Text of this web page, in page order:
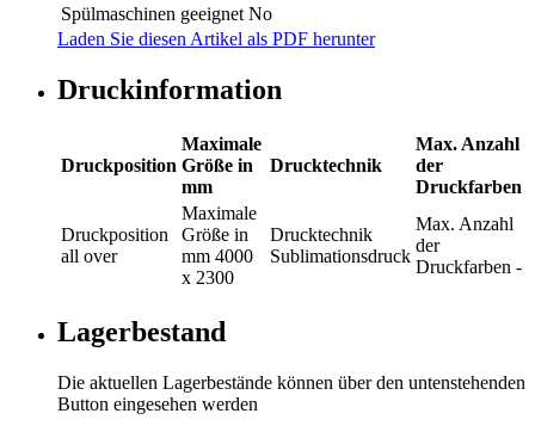
Spülmaschinen geeignet No
Laden Sie diesen Artikel als PDF herunter
Druckinformation
Druckposition
Maximale
Größe in
mm
Drucktechnik
Max. Anzahl
der
Druckfarben
Druckposition
all over
Maximale
Größe in
mm 4000
x 2300
Drucktechnik
Sublimationsdruck
Max. Anzahl
der
Druckfarben -
Lagerbestand
Die aktuellen Lagerbestände können über den untenstehenden
Button eingesehen werden